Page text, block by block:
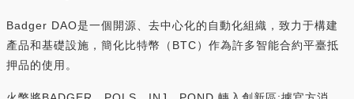
Badger DAO是一個開源、去中心化的自動化組織，致力于構建
產品和基礎設施，簡化比特幣（BTC）作為許多智能合約平臺抵
押品的使用。